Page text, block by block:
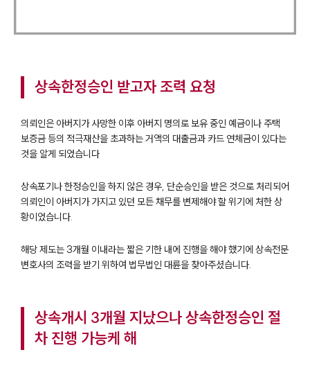
상속한정승인 받고자 조력 요청
의뢰인은 아버지가 사망한 이후 아버지 명의로 보유 중인 예금이나 주택
보증금 등의 적극재산을 초과하는 거액의 대출금과 카드 연체금이 있다는
것을 알게 되었습니다
상속포기나 한정승인을 하지 않은 경우, 단순승인을 받은 것으로 처리되어
의뢰인이 아버지가 가지고 있던 모든 채무를 변제해야 할 위기에 처한 상
황이었습니다.
해당 제도는 3개월 이내라는 짧은 기한 내에 진행을 해야 했기에 상속전문
변호사의 조력을 받기 위하여 법무법인 대륜을 찾아주셨습니다.
상속개시 3개월 지났으나 상속한정승인 절
차 진행 가능케 해